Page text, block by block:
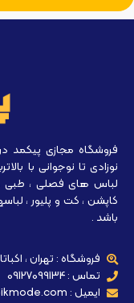
فروشگاه مجازی پیکمد
نوزادی تا نوجوانی با
لباس های فصلی ، طبی ،
کاپشن ، کت و پلیور ،
باشد .
فروشگاه : تهران ،
تماس : 09127099134
ایمیل : support@pikmode.com